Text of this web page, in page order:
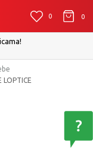
0 0
LOPTICE